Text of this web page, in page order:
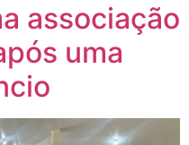
associação
uma